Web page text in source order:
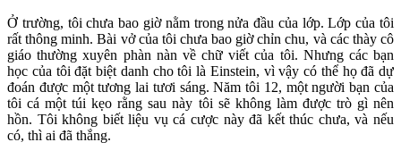
Ở trường, tôi chưa bao giờ nằm trong nửa đầu của lớp. Lớp của tôi
rất thông minh. Bài vở của tôi chưa bao giờ chỉn chu, và các thày cô
giáo thường xuyên phàn nàn về chữ viết của tôi. Nhưng các bạn
học của tôi đặt biệt danh cho tôi là Einstein, vì vậy có thể họ đã dự
đoán được một tương lai tươi sáng. Năm tôi 12, một người bạn của
tôi cá một túi kẹo rằng sau này tôi sẽ không làm được trò gì nên
hồn. Tôi không biết liệu vụ cá cược này đã kết thúc chưa, và nếu
có, thì ai đã thắng.